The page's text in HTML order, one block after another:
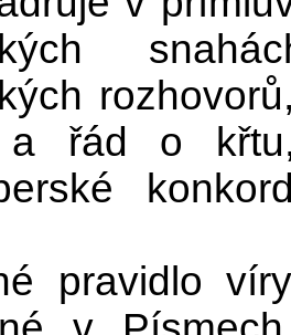
řád o
pravidlo